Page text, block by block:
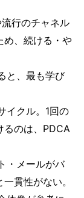
行のチャネル
め、続ける・や
と、最も学び
イクル。1回の
るのは、PDCA
・メールがバ
貫性がない。